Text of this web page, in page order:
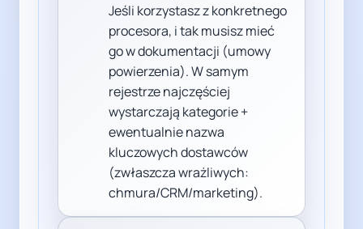
Jeśli korzystasz z konkretnego
procesora, i tak musisz mieć
go w dokumentacji (umowy
powierzenia). W samym
rejestrze najczęściej
wystarczają kategorie +
ewentualnie nazwa
kluczowych dostawców
(zwłaszcza wrażliwych:
chmura/CRM/marketing).